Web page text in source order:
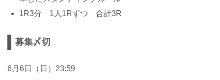
1R3分 1人1Rずつ 合計3R
募集〆切
6月6日（日）23:59